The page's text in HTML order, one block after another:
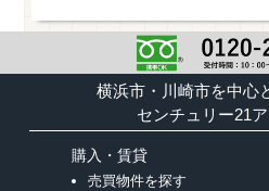
横浜市・川崎市を中心
センチュリー21
購入・賃貸
売買物件を探す